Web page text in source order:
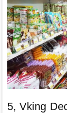
5, Vking